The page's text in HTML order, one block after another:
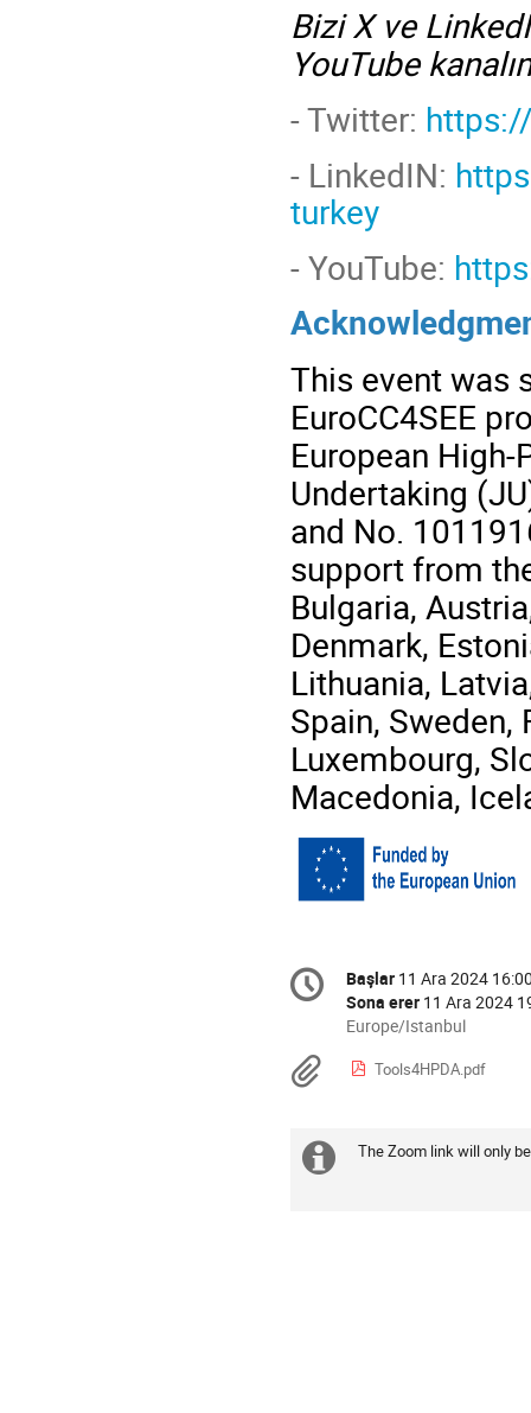
Bizi X ve
YouTube
- Twitter:
- LinkedIN:
turkey
- YouTube:
This event was
EuroCC4SEE
European
Undertaking
and No.
support from
Bulgaria,
Denmark,
Lithuania,
Spain, Sweden,
Luxembourg,
Macedonia,
Conference
information
Tarih/Zaman
Başlar 11 Ara 2024
Sona erer 11 Ara 2024
All
are
Europe/Istanbul
Materyaller
Tools4HPDA.pdf
Daha
The Zoom link will only